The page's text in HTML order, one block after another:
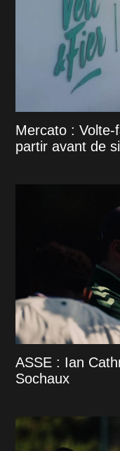
Mercato : Volte-
partir avant de
ASSE : Ian
Sochaux